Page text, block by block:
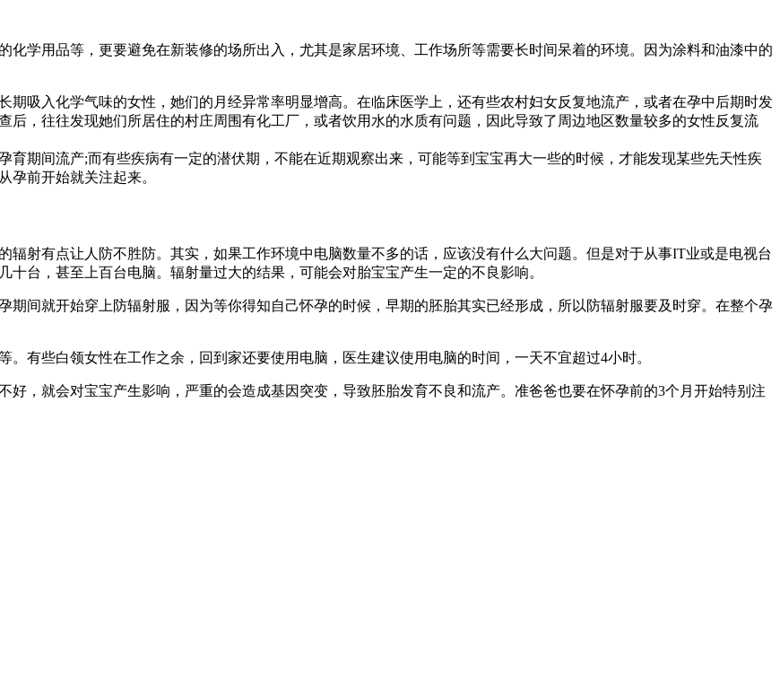
学用品等，更要避免在新装修的场所出入，尤其是家居环境、工作场所等需要长时间呆着的环境。因为涂料和油漆中的
期吸入化学气味的女性，她们的月经异常率明显增高。在临床医学上，还有些农村妇女反复地流产，或者在孕中后期时发
，往往发现她们所居住的村庄周围有化工厂，或者饮用水的水质有问题，因此导致了周边地区数量较多的女性反复流
期间流产;而有些疾病有一定的潜伏期，不能在近期观察出来，可能等到宝宝再大一些的时候，才能发现某些先天性疾
孕前开始就关注起来。
辐射有点让人防不胜防。其实，如果工作环境中电脑数量不多的话，应该没有什么大问题。但是对于从事IT业或是电视台
台，甚至上百台电脑。辐射量过大的结果，可能会对胎宝宝产生一定的不良影响。
期间就开始穿上防辐射服，因为等你得知自己怀孕的时候，早期的胚胎其实已经形成，所以防辐射服要及时穿。在整个孕
有些白领女性在工作之余，回到家还要使用电脑，医生建议使用电脑的时间，一天不宜超过4小时。
，就会对宝宝产生影响，严重的会造成基因突变，导致胚胎发育不良和流产。准爸爸也要在怀孕前的3个月开始特别注